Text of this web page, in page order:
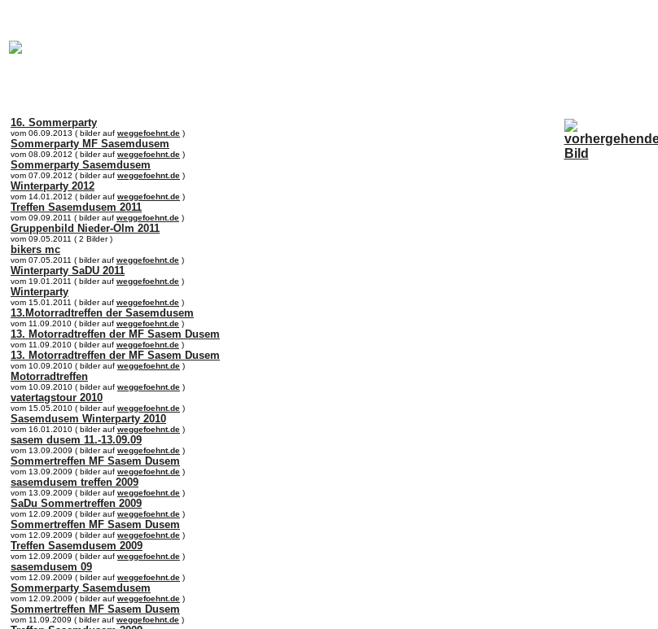
16. Sommerparty
vom 06.09.2013 ( bilder auf weggefoehnt.de )
Sommerparty MF Sasemdusem
vom 08.09.2012 ( bilder auf weggefoehnt.de )
Sommerparty Sasemdusem
vom 07.09.2012 ( bilder auf weggefoehnt.de )
Winterparty 2012
vom 14.01.2012 ( bilder auf weggefoehnt.de )
Treffen Sasemdusem 2011
vom 09.09.2011 ( bilder auf weggefoehnt.de )
Gruppenbild Nieder-Olm 2011
vom 09.05.2011 ( 2 Bilder )
bikers mc
vom 07.05.2011 ( bilder auf weggefoehnt.de )
Winterparty SaDU 2011
vom 19.01.2011 ( bilder auf weggefoehnt.de )
Winterparty
vom 15.01.2011 ( bilder auf weggefoehnt.de )
13.Motorradtreffen der Sasemdusem
vom 11.09.2010 ( bilder auf weggefoehnt.de )
13. Motorradtreffen der MF Sasem Dusem
vom 11.09.2010 ( bilder auf weggefoehnt.de )
13. Motorradtreffen der MF Sasem Dusem
vom 10.09.2010 ( bilder auf weggefoehnt.de )
Motorradtreffen
vom 10.09.2010 ( bilder auf weggefoehnt.de )
vatertagstour 2010
vom 15.05.2010 ( bilder auf weggefoehnt.de )
Sasemdusem Winterparty 2010
vom 16.01.2010 ( bilder auf weggefoehnt.de )
sasem dusem 11.-13.09.09
vom 13.09.2009 ( bilder auf weggefoehnt.de )
Sommertreffen MF Sasem Dusem
vom 13.09.2009 ( bilder auf weggefoehnt.de )
sasemdusem treffen 2009
vom 13.09.2009 ( bilder auf weggefoehnt.de )
SaDu Sommertreffen 2009
vom 12.09.2009 ( bilder auf weggefoehnt.de )
Sommertreffen MF Sasem Dusem
vom 12.09.2009 ( bilder auf weggefoehnt.de )
Treffen Sasemdusem 2009
vom 12.09.2009 ( bilder auf weggefoehnt.de )
sasemdusem 09
vom 12.09.2009 ( bilder auf weggefoehnt.de )
Sommerparty Sasemdusem
vom 12.09.2009 ( bilder auf weggefoehnt.de )
Sommertreffen MF Sasem Dusem
vom 11.09.2009 ( bilder auf weggefoehnt.de )